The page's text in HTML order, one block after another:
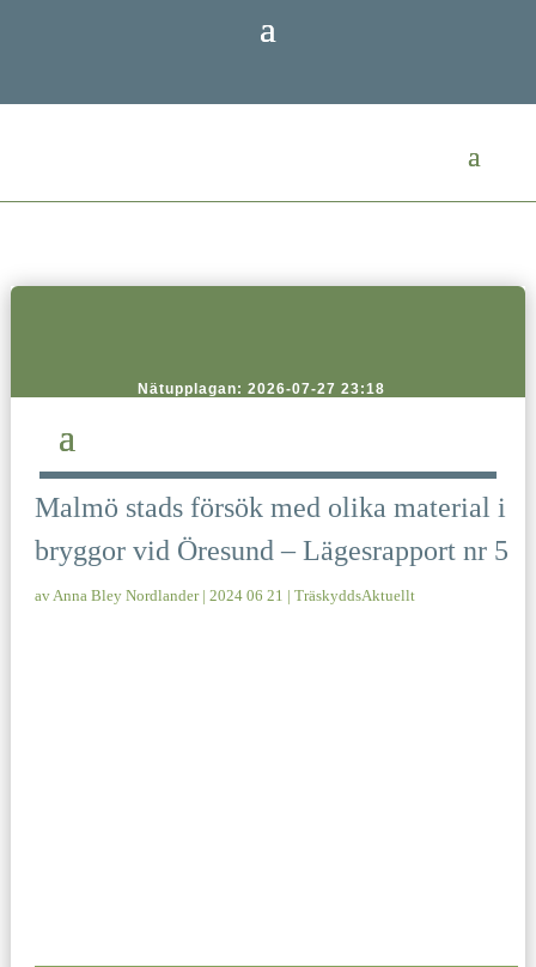
Nätupplagan: 2026-07-27 23:18
Malmö stads försök med olika material i
bryggor vid Öresund – Lägesrapport nr 5
av Anna Bley Nordlander| 2024 06 21 | TräskyddsAktuellt